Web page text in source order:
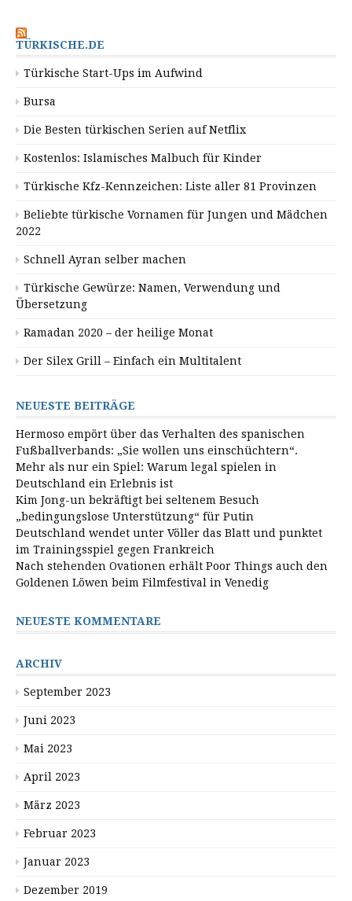
TÜRKISCHE.DE
Türkische Start-Ups im Aufwind
Bursa
Die Besten türkischen Serien auf Netflix
Kostenlos: Islamisches Malbuch für Kinder
Türkische Kfz-Kennzeichen: Liste aller 81 Provinzen
Beliebte türkische Vornamen für Jungen und Mädchen
2022
Schnell Ayran selber machen
Türkische Gewürze: Namen, Verwendung und
Übersetzung
Ramadan 2020 – der heilige Monat
Der Silex Grill – Einfach ein Multitalent
NEUESTE BEITRÄGE
Hermoso empört über das Verhalten des spanischen
Fußballverbands: „Sie wollen uns einschüchtern“.
Mehr als nur ein Spiel: Warum legal spielen in
Deutschland ein Erlebnis ist
Kim Jong-un bekräftigt bei seltenem Besuch
„bedingungslose Unterstützung“ für Putin
Deutschland wendet unter Völler das Blatt und punktet
im Trainingsspiel gegen Frankreich
Nach stehenden Ovationen erhält Poor Things auch den
Goldenen Löwen beim Filmfestival in Venedig
NEUESTE KOMMENTARE
ARCHIV
September 2023
Juni 2023
Mai 2023
April 2023
März 2023
Februar 2023
Januar 2023
Dezember 2019